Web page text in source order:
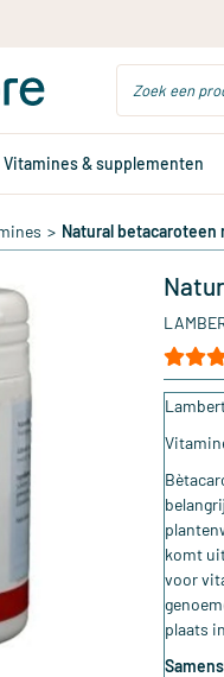
Vitamines & supplementen
> Natural betacaroteen
komt
voor
plaats